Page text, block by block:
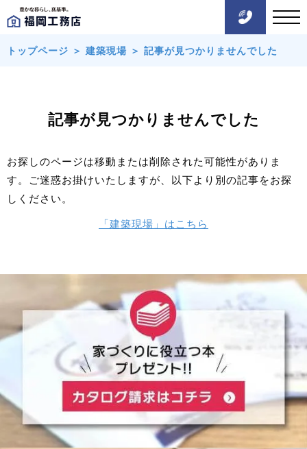
トップページ ＞ 建築現場 ＞ 記事が見つかりませんでした
記事が見つかりませんでした
お探しのページは移動または削除された可能性がありま
す。ご迷惑お掛けいたしますが、以下より別の記事をお探
しください。
「建築現場」はこちら